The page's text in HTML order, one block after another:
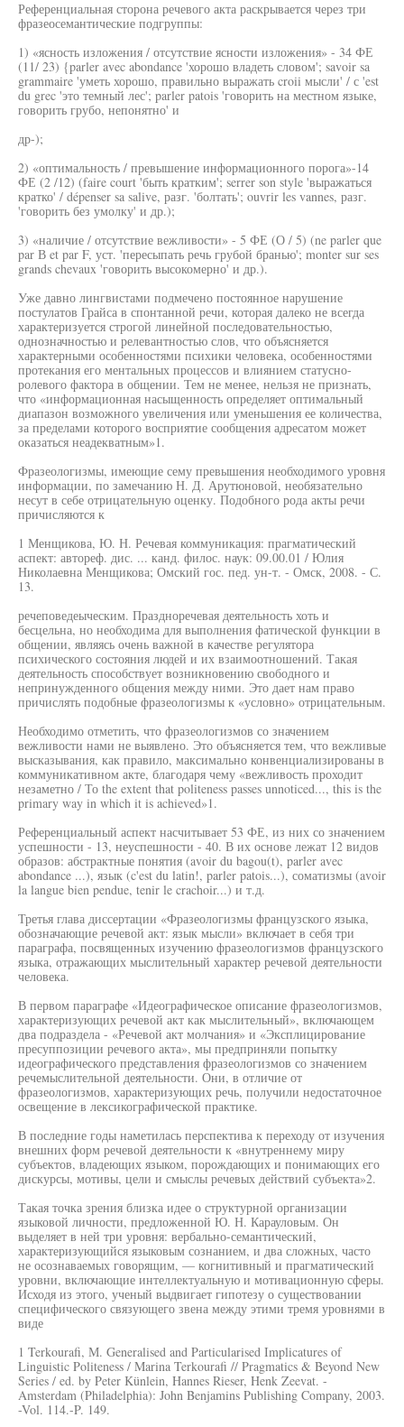
Референциальная сторона речевого акта раскрывается через три
фразеосемантические подгруппы:
1) «ясность изложения / отсутствие ясности изложения» - 34 ФЕ
(11/ 23) {parler avec abondance 'хорошо владеть словом'; savoir sa
grammaire 'уметь хорошо, правильно выражать croii мысли' / с 'est
du grec 'это темный лес'; parler patois 'говорить на местном языке,
говорить грубо, непонятно' и
др-);
2) «оптимальность / превышение информационного порога»-14
ФЕ (2 /12) (faire court 'быть кратким'; serrer son style 'выражаться
кратко' / dépenser sa salive, разг. 'болтать'; ouvrir les vannes, разг.
'говорить без умолку' и др.);
3) «наличие / отсутствие вежливости» - 5 ФЕ (О / 5) (ne parler que
par В et par F, уст. 'пересыпать речь грубой бранью'; monter sur ses
grands chevaux 'говорить высокомерно' и др.).
Уже давно лингвистами подмечено постоянное нарушение
постулатов Грайса в спонтанной речи, которая далеко не всегда
характеризуется строгой линейной последовательностью,
однозначностью и релевантностью слов, что объясняется
характерными особенностями психики человека, особенностями
протекания его ментальных процессов и влиянием статусно-
ролевого фактора в общении. Тем не менее, нельзя не признать,
что «информационная насыщенность определяет оптимальный
диапазон возможного увеличения или уменьшения ее количества,
за пределами которого восприятие сообщения адресатом может
оказаться неадекватным»1.
Фразеологизмы, имеющие сему превышения необходимого уровня
информации, по замечанию Н. Д. Арутюновой, необязательно
несут в себе отрицательную оценку. Подобного рода акты речи
причисляются к
1 Менщикова, Ю. Н. Речевая коммуникация: прагматический
аспект: автореф. дис. ... канд. филос. наук: 09.00.01 / Юлия
Николаевна Менщикова; Омский гос. пед. ун-т. - Омск, 2008. - С.
13.
речеповедеыческим. Праздноречевая деятельность хоть и
бесцельна, но необходима для выполнения фатической функции в
общении, являясь очень важной в качестве регулятора
психического состояния людей и их взаимоотношений. Такая
деятельность способствует возникновению свободного и
непринужденного общения между ними. Это дает нам право
причислять подобные фразеологизмы к «условно» отрицательным.
Необходимо отметить, что фразеологизмов со значением
вежливости нами не выявлено. Это объясняется тем, что вежливые
высказывания, как правило, максимально конвенциализированы в
коммуникативном акте, благодаря чему «вежливость проходит
незаметно / То the extent that politeness passes unnoticed..., this is the
primary way in which it is achieved»1.
Референциальный аспект насчитывает 53 ФЕ, из них со значением
успешности - 13, неуспешности - 40. В их основе лежат 12 видов
образов: абстрактные понятия (avoir du bagou(t), parler avec
abondance ...), язык (c'est du latin!, parler patois...), соматизмы (avoir
la langue bien pendue, tenir le crachoir...) и т.д.
Третья глава диссертации «Фразеологизмы французского языка,
обозначающие речевой акт: язык мысли» включает в себя три
параграфа, посвященных изучению фразеологизмов французского
языка, отражающих мыслительный характер речевой деятельности
человека.
В первом параграфе «Идеографическое описание фразеологизмов,
характеризующих речевой акт как мыслительный», включающем
два подраздела - «Речевой акт молчания» и «Эксплицирование
пресуппозиции речевого акта», мы предприняли попытку
идеографического представления фразеологизмов со значением
речемыслительной деятельности. Они, в отличие от
фразеологизмов, характеризующих речь, получили недостаточное
освещение в лексикографической практике.
В последние годы наметилась перспектива к переходу от изучения
внешних форм речевой деятельности к «внутреннему миру
субъектов, владеющих языком, порождающих и понимающих его
дискурсы, мотивы, цели и смыслы речевых действий субъекта»2.
Такая точка зрения близка идее о структурной организации
языковой личности, предложенной Ю. Н. Карауловым. Он
выделяет в ней три уровня: вербально-семантический,
характеризующийся языковым сознанием, и два сложных, часто
не осознаваемых говорящим, — когнитивный и прагматический
уровни, включающие интеллектуальную и мотивационную сферы.
Исходя из этого, ученый выдвигает гипотезу о существовании
специфического связующего звена между этими тремя уровнями в
виде
1 Terkourafi, М. Generalised and Particularised Implicatures of
Linguistic Politeness / Marina Terkourafi // Pragmatics & Beyond New
Series / ed. by Peter Künlein, Hannes Rieser, Henk Zeevat. -
Amsterdam (Philadelphia): John Benjamins Publishing Company, 2003.
-Vol. 114.-P. 149.